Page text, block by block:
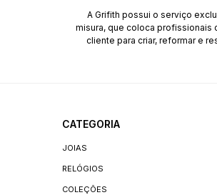
A Grifith possui o serviço
misura, que coloca profissionais
cliente para criar, reformar e
CATEGORIA
JOIAS
RELÓGIOS
COLEÇÕES